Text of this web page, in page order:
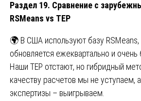
Раздел 19. Сравнение с
RSMeans vs ТЕР
🌍 В США используют базу RSMeans,
обновляется ежеквартально и очень
Наши ТЕР отстают, но гибридный
качеству расчетов мы не уступаем,
экспертизы – выигрываем.